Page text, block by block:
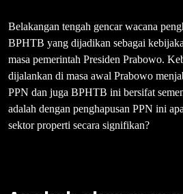
Belakangan tengah gencar wacana
BPHTB yang dijadikan sebagai
masa pemerintah Presiden Prabowo.
dijalankan di masa awal Prabowo
PPN dan juga BPHTB ini bersifat
adalah dengan penghapusan PPN ini
sektor properti secara signifikan?